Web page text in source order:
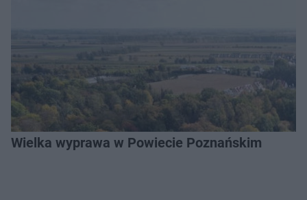
Wielka wyprawa w Powiecie Poznańskim